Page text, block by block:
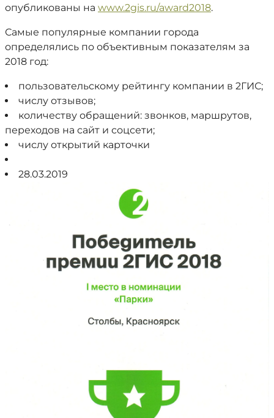
опубликованы на www.2gis.ru/award2018.
Самые популярные компании города
определялись по объективным показателям за
2018 год:
пользовательскому рейтингу компании в 2ГИС;
числу отзывов;
количеству обращений: звонков, маршрутов,
переходов на сайт и соцсети;
числу открытий карточки
28.03.2019